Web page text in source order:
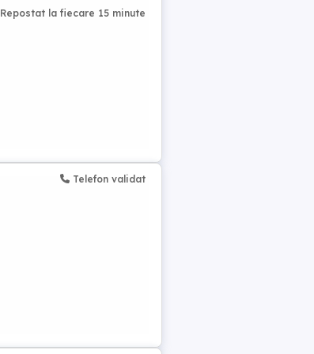
Repostat la fiecare 15 minute
Telefon validat